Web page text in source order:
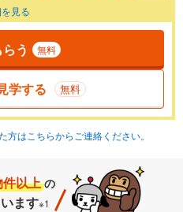
見る
う 無料
学する 無料
はこちらからご連絡ください。
以上 の
ます※1